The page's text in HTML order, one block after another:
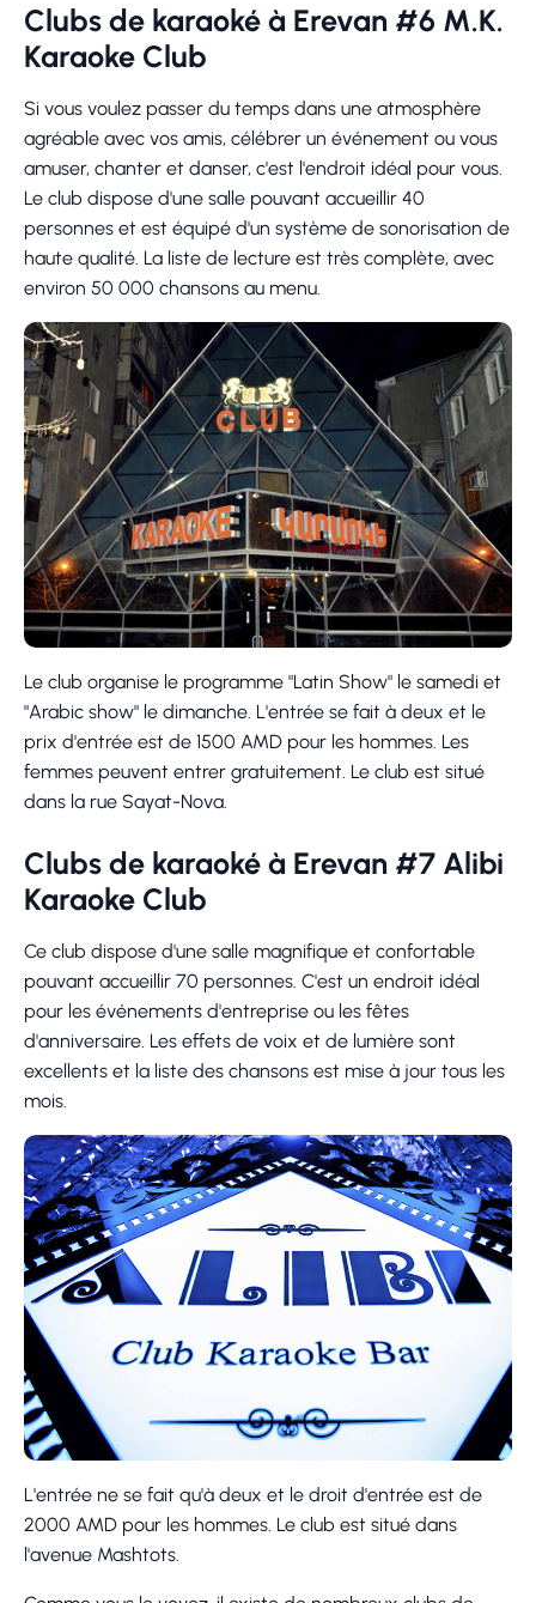
Clubs de karaoké à Erevan #6 M.K.
Karaoke Club
Si vous voulez passer du temps dans une atmosphère
agréable avec vos amis, célébrer un événement ou vous
amuser, chanter et danser, c'est l'endroit idéal pour vous.
Le club dispose d'une salle pouvant accueillir 40
personnes et est équipé d'un système de sonorisation de
haute qualité. La liste de lecture est très complète, avec
environ 50 000 chansons au menu.
Le club organise le programme "Latin Show" le samedi et
"Arabic show" le dimanche. L'entrée se fait à deux et le
prix d'entrée est de 1500 AMD pour les hommes. Les
femmes peuvent entrer gratuitement. Le club est situé
dans la rue Sayat-Nova.
Clubs de karaoké à Erevan #7 Alibi
Karaoke Club
Ce club dispose d'une salle magnifique et confortable
pouvant accueillir 70 personnes. C'est un endroit idéal
pour les événements d'entreprise ou les fêtes
d'anniversaire. Les effets de voix et de lumière sont
excellents et la liste des chansons est mise à jour tous les
mois.
L'entrée ne se fait qu'à deux et le droit d'entrée est de
2000 AMD pour les hommes. Le club est situé dans
l'avenue Mashtots.